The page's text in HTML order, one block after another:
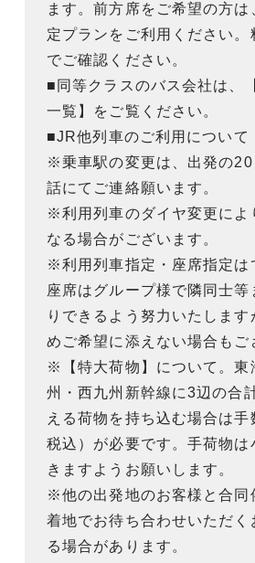
ます。前方席をご希望の方は
定プランをご利用ください。
でご確認ください。
■同等クラスのバス会社は、
一覧】をご覧ください。
■JR他列車のご利用について
※乗車駅の変更は、出発の20
話にてご連絡願います。
※利用列車のダイヤ変更によ
なる場合がございます。
※利用列車指定・座席指定は
座席はグループ様で隣同士等
りできるよう努力いたします
めご希望に添えない場合もご
※【特大荷物】について。東
州・西九州新幹線に3辺の合
える荷物を持ち込む場合は
税込）が必要です。手荷物は
きますようお願いします。
※他の出発地のお客様と合同
着地でお待ち合わせいただく
る場合があります。